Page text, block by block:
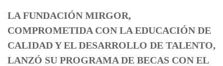
LA FUNDACIÓN MIRGOR,
COMPROMETIDA CON LA EDUCACIÓN DE
CALIDAD Y EL DESARROLLO DE TALENTO,
LANZÓ SU PROGRAMA DE BECAS CON EL